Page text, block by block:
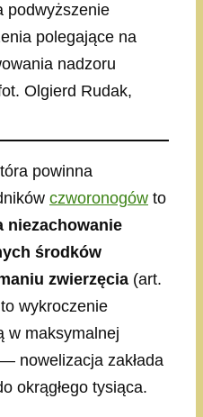
podwyższenie
polegające na
nadzoru
Olgierd Rudak,
powinna
czworonogów to
niezachowanie
środków
zwierzęcia (art.
wykroczenie
w maksymalnej
— nowelizacja zakłada
okrągłego tysiąca.